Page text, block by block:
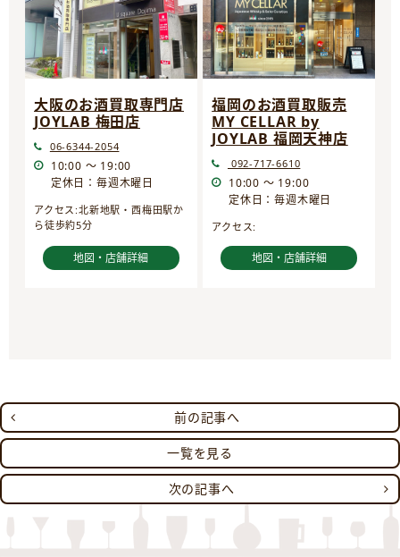
大阪のお酒買取専門店
JOYLAB 梅田店
06-6344-2054
10:00 ～ 19:00
定休日：毎週木曜日
アクセス:北新地駅・西梅田駅か
ら徒歩約5分
地図・店舗詳細
福岡のお酒買取販売
MY CELLAR by
JOYLAB 福岡天神店
092-717-6610
10:00 ～ 19:00
定休日：毎週木曜日
アクセス:
地図・店舗詳細
前の記事へ
一覧を見る
次の記事へ